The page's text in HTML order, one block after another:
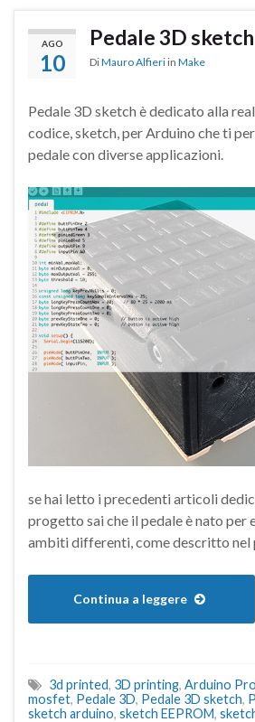
AGO
10
Pedale 3D sketch
DiMauro Alfieri in Make
Pedale 3D sketch è dedicato alla
codice, sketch, per Arduino che ti
pedale con diverse applicazioni.
se hai letto i precedenti articoli
progetto sai che il pedale è nato per
ambiti differenti, come descritto
Continua a leggere
3d printed, 3D printing, Arduino
mosfet, Pedale 3D, Pedale 3D sketch,
sketch arduino, sketch EEPROM,